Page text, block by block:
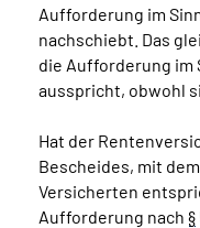
Language
Inhalte in
Leichte Sprache
Aufforderung im
nachschiebt. Das
die Aufforderung im
ausspricht, obwohl
Hat der
Bescheides, mit
Versicherten
Aufforderung nach §